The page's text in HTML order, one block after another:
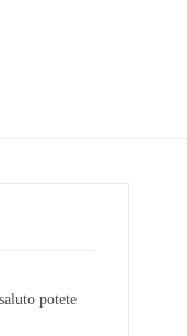
potete